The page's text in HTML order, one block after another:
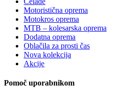
Motoristična oprema
Motokros oprema
MTB – kolesarska oprema
Dodatna oprema
Oblačila za prosti čas
Nova kolekcija
Akcije
Pomoč uporabnikom